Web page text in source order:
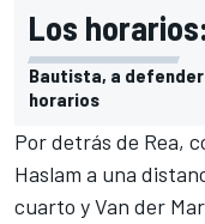
Los horarios:
Bautista, a
horarios
Por detrás de Rea,
Haslam a una
cuarto y Van der